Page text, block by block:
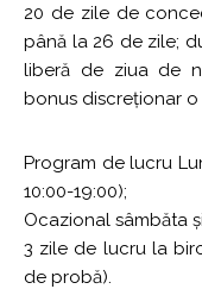
20 de zile de
până la 26 de zile;
liberă de ziua de
bonus discreționar o
Program de lucru
10:00-19:00);
Ocazional sâmbăta
3 zile de lucru la
de probă).